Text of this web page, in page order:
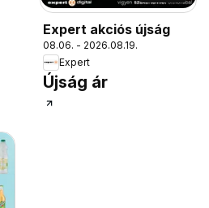
Expert akciós újság
08.06. - 2026.08.19.
Expert
Újság ár